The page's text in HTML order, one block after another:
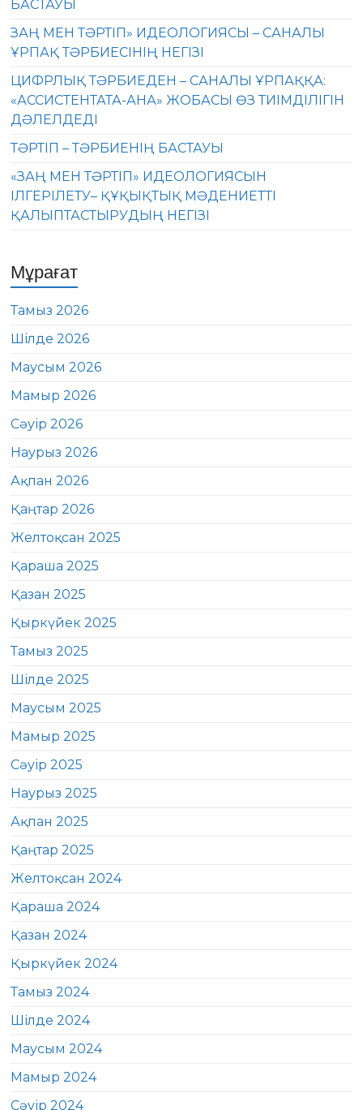
БАСТАУЫ
ЗАҢ МЕН ТӘРТІП» ИДЕОЛОГИЯСЫ – САНАЛЫ
ҰРПАҚ ТӘРБИЕСІНІҢ НЕГІЗІ
ЦИФРЛЫҚ ТӘРБИЕДЕН – САНАЛЫ ҰРПАҚҚА:
«АССИСТЕНТАТА-АНА» ЖОБАСЫ ӨЗ ТИІМДІЛІГІН
ДӘЛЕЛДЕДІ
ТӘРТІП – ТӘРБИЕНІҢ БАСТАУЫ
«ЗАҢ МЕН ТӘРТІП» ИДЕОЛОГИЯСЫН
ІЛГЕРІЛЕТУ– ҚҰҚЫҚТЫҚ МӘДЕНИЕТТІ
ҚАЛЫПТАСТЫРУДЫҢ НЕГІЗІ
Мұрағат
Тамыз 2026
Шілде 2026
Маусым 2026
Мамыр 2026
Сәуір 2026
Наурыз 2026
Ақпан 2026
Қаңтар 2026
Желтоқсан 2025
Қараша 2025
Қазан 2025
Қыркүйек 2025
Тамыз 2025
Шілде 2025
Маусым 2025
Мамыр 2025
Сәуір 2025
Наурыз 2025
Ақпан 2025
Қаңтар 2025
Желтоқсан 2024
Қараша 2024
Қазан 2024
Қыркүйек 2024
Тамыз 2024
Шілде 2024
Маусым 2024
Мамыр 2024
Сәуір 2024